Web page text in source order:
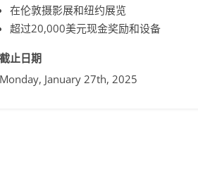
在伦敦摄影展和纽约展览
超过20,000美元现金奖励和设备
截止日期
Monday, January 27th, 2025